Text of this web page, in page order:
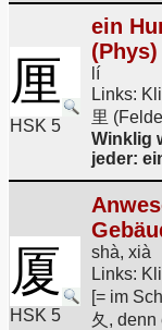
厘
HSK 5
ein
(Phys)
lí
Links:
里
Winklig
jeder:
厦
HSK 5
shà, xià
Links:
[= im
夂, denn